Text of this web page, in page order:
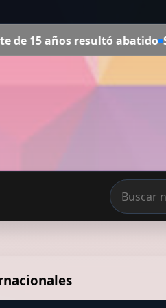
Hamed, la ceutí que ha